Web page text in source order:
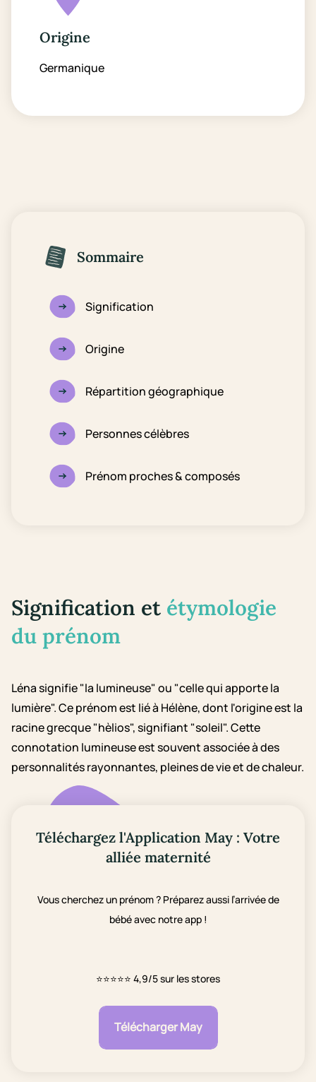
Origine
Germanique
Sommaire
Signification
Origine
Répartition géographique
Personnes célèbres
Prénom proches & composés
Signification et étymologie
du prénom
Léna signifie "la lumineuse" ou "celle qui apporte la
lumière". Ce prénom est lié à Hélène, dont l'origine est la
racine grecque "hèlios", signifiant "soleil". Cette
connotation lumineuse est souvent associée à des
personnalités rayonnantes, pleines de vie et de chaleur.
Téléchargez l'Application May : Votre
alliée maternité
Vous cherchez un prénom ? Préparez aussi l’arrivée de
bébé avec notre app !
⭐⭐⭐⭐⭐ 4,9/5 sur les stores
Télécharger May